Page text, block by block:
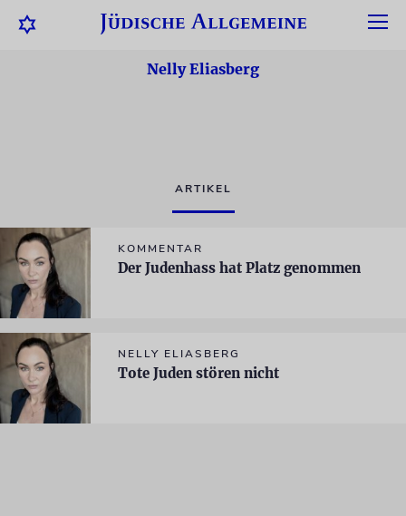
Nelly Eliasberg
ARTIKEL
KOMMENTAR
Der Judenhass hat Platz genommen
NELLY ELIASBERG
Tote Juden stören nicht